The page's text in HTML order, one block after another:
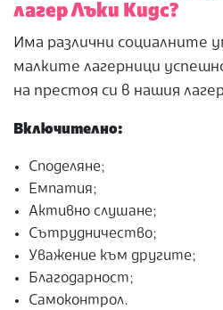
лагер Лъки Кидс?
Има различни социалните
малките лагерници
на престоя си в нашия
Включително:
Споделяне;
Емпатия;
Активно слушане;
Сътрудничество;
Уважение към другите;
Благодарност;
Самоконтрол.